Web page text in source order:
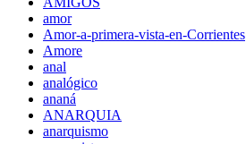
amor
Amor-a-primera-vista-en-Corrientes
Amore
anal
analógico
ananá
ANARQUIA
anarquismo